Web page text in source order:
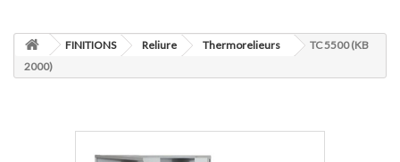
FINITIONS Reliure Thermorelieurs
TC 5500 (KB
2000)